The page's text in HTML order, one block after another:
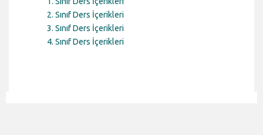
2. Sınıf Ders İçerikleri
3. Sınıf Ders İçerikleri
4. Sınıf Ders İçerikleri